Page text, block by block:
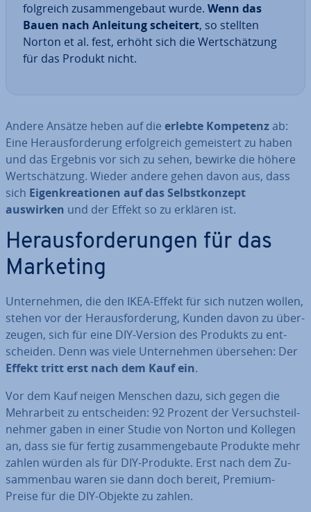
folg­reich zu­sam­men­ge­baut wurde. Wenn das
Bauen nach Anleitung scheitert, so stellten
Norton et al. fest, erhöht sich die Wert­schät­zung
für das Produkt nicht.
Andere Ansätze heben auf die erlebte Kompetenzab:
Eine Her­aus­for­de­rung er­folg­reich ge­meis­tert zu haben
und das Ergebnis vor sich zu sehen, bewirke die höhere
Wert­schät­zung. Wieder andere gehen davon aus, dass
sich Ei­gen­krea­tio­nen auf dasSelbst­kon­zept
auswirken und der Effekt so zu erklären ist.
Her­aus­for­de­run­gen für das
Marketing
Un­ter­neh­men, die den IKEA-Effekt für sich nutzen wollen,
stehen vor der Her­aus­for­de­rung, Kunden davon zu über­
zeu­gen, sich für eine DIY-Version des Produkts zu ent­
schei­den. Denn was viele Un­ter­neh­men übersehen: Der
Effekt tritt erst nach dem Kauf ein.
Vor dem Kauf neigen Menschen dazu, sich gegen die
Mehr­ar­beit zu ent­schei­den: 92 Prozent der Ver­suchs­teil­
neh­mer gaben in einer Studie von Norton und Kollegen
an, dass sie für fertig zu­sam­men­ge­bau­te Produkte mehr
zahlen würden als für DIY-Produkte. Erst nach dem Zu­
sam­men­bau waren sie dann doch bereit, Premium-
Preise für die DIY-Objekte zu zahlen.